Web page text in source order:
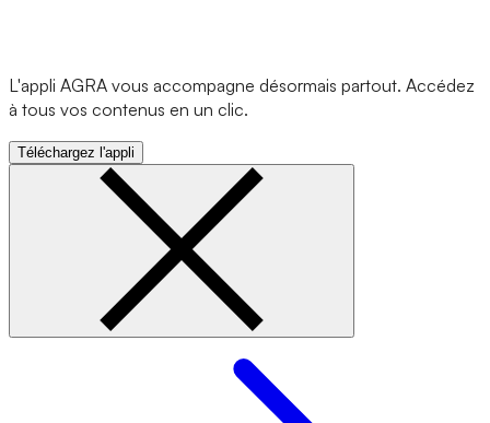
L'appli AGRA vous accompagne désormais partout. Accédez
à tous vos contenus en un clic.
Téléchargez l'appli